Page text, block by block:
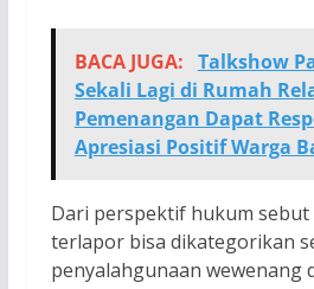
BACA JUGA: Talkshow
Sekali Lagi di Rumah
Pemenangan Dapat
Apresiasi Positif Warga
Dari perspektif hukum
terlapor bisa dikategorikan
penyalahgunaan wewenang